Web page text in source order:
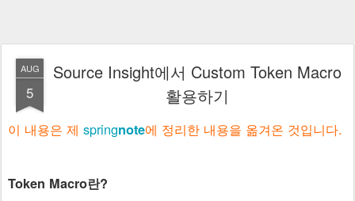
AUG
5
Source Insight에서 Custom Token Macro
활용하기
이 내용은 제 springnote에 정리한 내용을 옮겨온 것입니다.
Token Macro란?